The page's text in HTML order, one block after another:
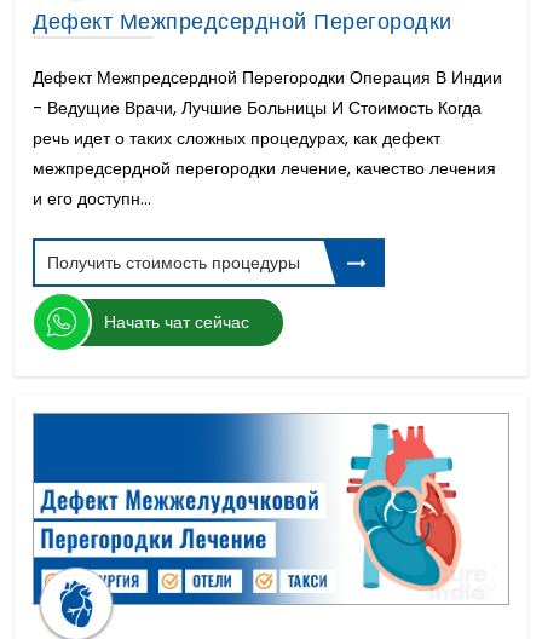
Дефект Межпредсердной Перегородки
Дефект Межпредсердной Перегородки Операция В Индии
- Ведущие Врачи, Лучшие Больницы И Стоимость Когда
речь идет о таких сложных процедурах, как дефект
межпредсердной перегородки лечение, качество лечения
и его доступн...
Получить стоимость процедуры
Начать чат сейчас